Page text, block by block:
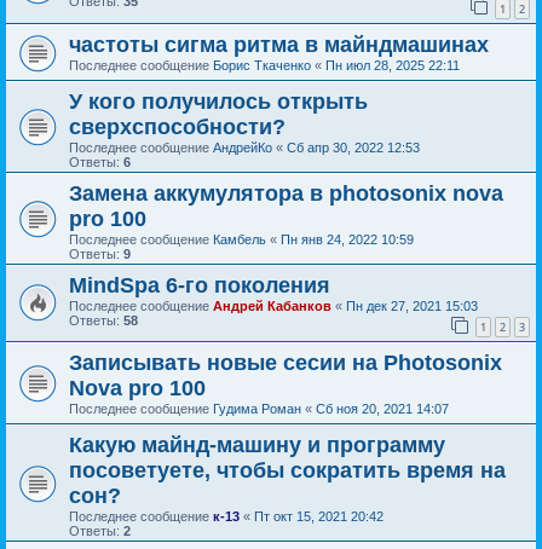
1 2
частоты сигма ритма в майндмашинах
Последнее сообщение Борис Ткаченко « Пн июл 28, 2025 22:11
У кого получилось открыть
сверхспособности?
Последнее сообщение АндрейКо « Сб апр 30, 2022 12:53
Ответы: 6
Замена аккумулятора в photosonix nova
pro 100
Последнее сообщение Камбель « Пн янв 24, 2022 10:59
Ответы: 9
MindSpa 6-го поколения
Последнее сообщение Андрей Кабанков « Пн дек 27, 2021 15:03
Ответы: 58 1 2 3
Записывать новые сесии на Photosonix
Nova pro 100
Последнее сообщение Гудима Роман « Сб ноя 20, 2021 14:07
Какую майнд-машину и программу
посоветуете, чтобы сократить время на
сон?
Последнее сообщение к-13 « Пт окт 15, 2021 20:42
Ответы: 2